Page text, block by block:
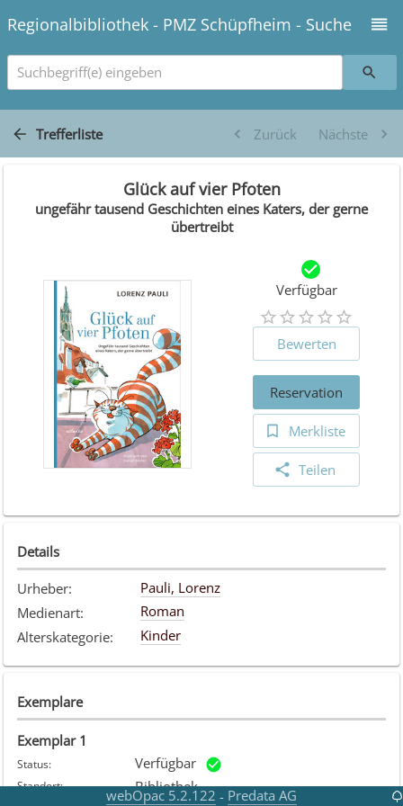
Regionalbibliothek - PMZ Schüpfheim - Suche
Suchbegriff(e) eingeben
Trefferliste Zurück Nächste
Glück auf vier Pfoten
ungefähr tausend Geschichten eines Katers, der gerne
übertreibt
Verfügbar
Bewerten
Reservation
Merkliste
Teilen
Details
Urheber:
Pauli, Lorenz
Medienart:
Roman
Alterskategorie: Kinder
Exemplare
Exemplar 1
Status: Verfügbar
Standort: Bibliothek
webOpac 5.2.122 - Predata AG